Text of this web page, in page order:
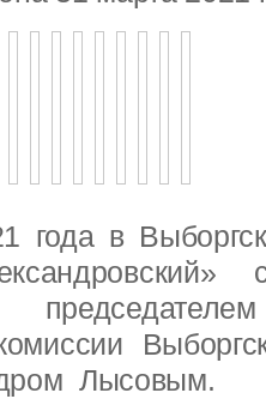
года в
Лысовым.